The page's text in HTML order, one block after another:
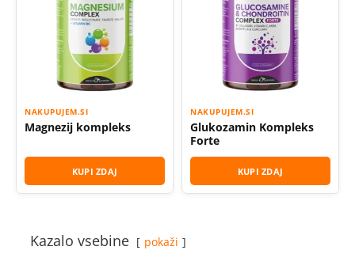
NAKUPUJEM.SI
Magnezij kompleks
KUPI ZDAJ
NAKUPUJEM.SI
Glukozamin Kompleks
Forte
KUPI ZDAJ
Kazalo vsebine pokaži